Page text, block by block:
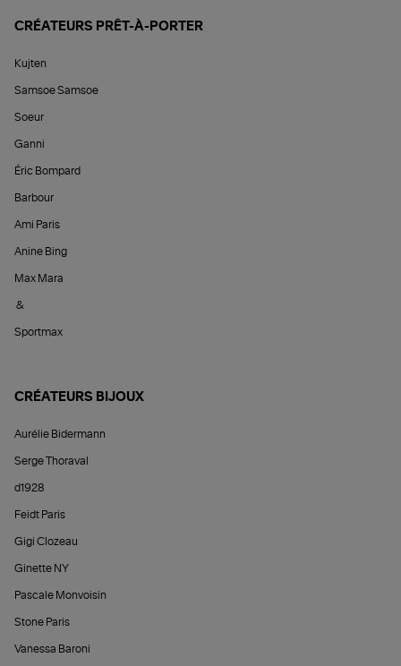
CRÉATEURS PRÊT-À-PORTER
Kujten
Samsoe Samsoe
Soeur
Ganni
Éric Bompard
Barbour
Ami Paris
Anine Bing
Max Mara
&
Sportmax
CRÉATEURS BIJOUX
Aurélie Bidermann
Serge Thoraval
d1928
Feidt Paris
Gigi Clozeau
Ginette NY
Pascale Monvoisin
Stone Paris
Vanessa Baroni